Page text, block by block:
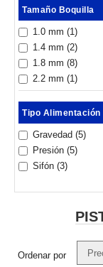
Tamaño Boquilla
1.0 mm (1)
1.4 mm (2)
1.8 mm (8)
2.2 mm (1)
Tipo Alimentación
Gravedad (5)
Presión (5)
Sifón (3)
Ordenar por